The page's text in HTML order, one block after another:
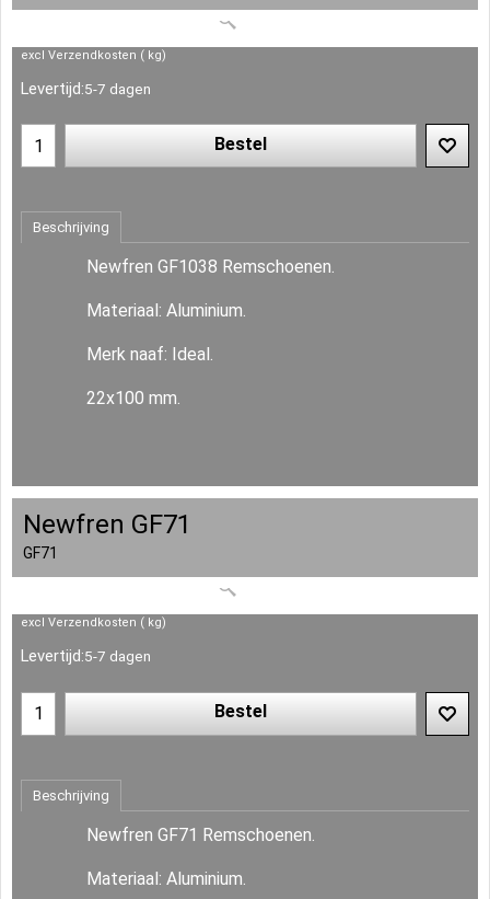
excl Verzendkosten kg
Levertijd:5-7 dagen
Bestel
Beschrijving
Newfren GF1038 Remschoenen.
Materiaal: Aluminium.
Merk naaf: Ideal.
22x100 mm.
Newfren GF71
GF71
excl Verzendkosten kg
Levertijd:5-7 dagen
Bestel
Beschrijving
Newfren GF71 Remschoenen.
Materiaal: Aluminium.